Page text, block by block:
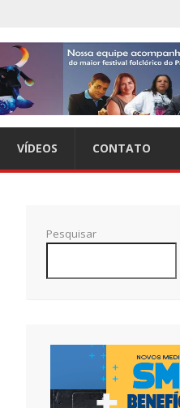
VÍDEOS CONTATO
Pesquisar